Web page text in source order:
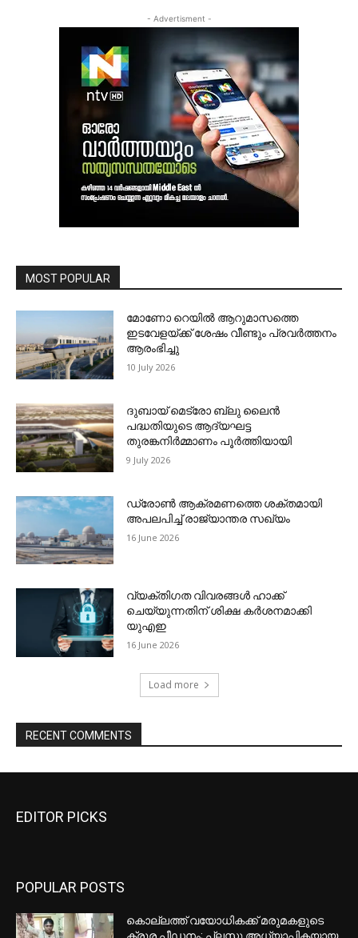
EDITOR PICKS
POPULAR POSTS
കൊല്ലത്ത് വയോധികക്ക് മരുമകളുടെ